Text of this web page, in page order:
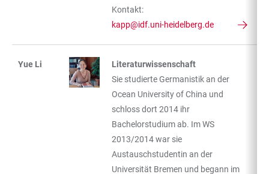
Kontakt:
kapp@idf.uni-heidelberg.de
Yue Li
Literaturwissenschaft
Sie studierte Germanistik an der
Ocean University of China und
schloss dort 2014 ihr
Bachelorstudium ab. Im WS
2013/2014 war sie
Austauschstudentin an der
Universität Bremen und begann im